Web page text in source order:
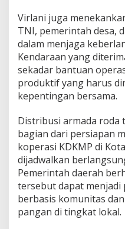
Virlani juga
TNI, pemerintah desa,
dalam menjaga
Kendaraan yang
sekadar bantuan
produktif yang harus
kepentingan bersama.
Distribusi armada roda
bagian dari persiapan
koperasi KDKMP di
dijadwalkan
Pemerintah daerah
tersebut dapat
berbasis komunitas
pangan di tingkat lokal.